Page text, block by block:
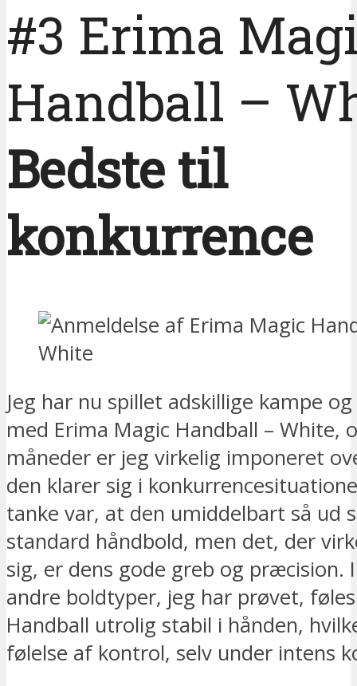
#3 Erima
Handball –
Bedste til
konkurrence
Jeg har nu spillet adskillige kampe
med Erima Magic Handball – White,
måneder er jeg virkelig imponeret
den klarer sig i
tanke var, at den umiddelbart så ud
standard håndbold, men det, der
sig, er dens gode greb og præcision.
andre boldtyper, jeg har prøvet,
Handball utrolig stabil i hånden,
følelse af kontrol, selv under intens